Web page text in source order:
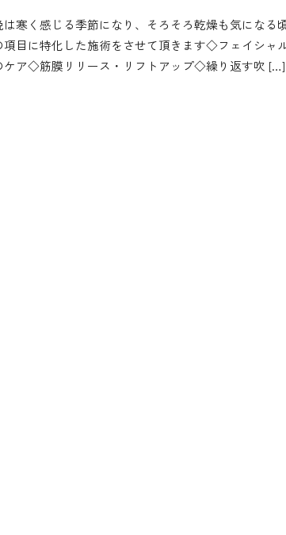
は寒く感じる季節になり、そろそろ乾燥も気になる
項目に特化した施術をさせて頂きます◇フェイシャ
ケア◇筋膜リリース・リフトアップ◇繰り返す吹 […]